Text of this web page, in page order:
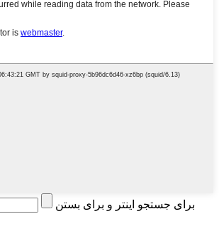
برای جستجو اینتر و برای بستن